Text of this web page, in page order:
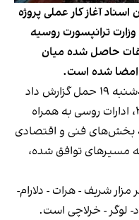
آغاز کار عملی پروژه
ترانپسورت روسیه
حاصل شده میان
تاس، خبرگزاری دولتی روسیه روز سه‌شنبه ۱۹ حمل گزارش داد
که این وزارت تاکید کرده در سال ۲۰۲۵، ادارات روسی به همراه
بخش‌های فنی و اقتصادی
مسیرهای توافق شده،
شریف - هرات - دلارام-
لوگر - خرلاچی است.